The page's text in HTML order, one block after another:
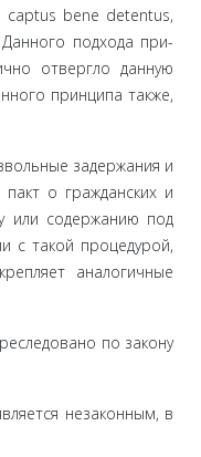
captus bene detentus,
Данного подхода при­
отвергло данную
принципа также,
задер­жания и
о граждан­ских и
или содержанию под
с такой процедурой,
аналогичные
по за­кону
незаконным, в